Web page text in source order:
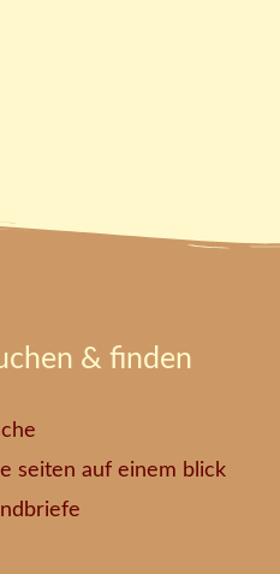
& finden
seiten auf einem blick